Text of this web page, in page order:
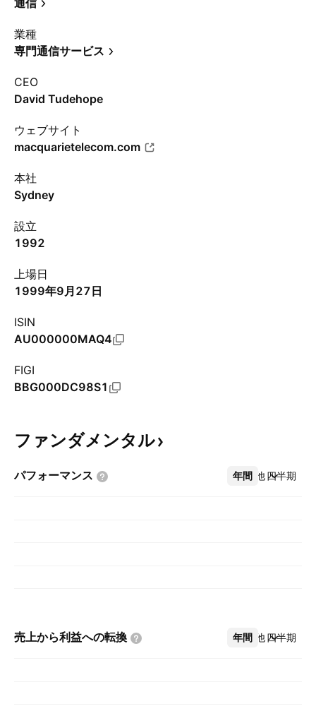
通信
業種
専門通信サービス
CEO
David Tudehope
ウェブサイト
macquarietelecom.com
本社
Sydney
設立
1992
上場日
1999年9月27日
ISIN
AU000000MAQ4
FIGI
BBG000DC98S1
ファンダメンタル
パフォーマンス 年間 四半期
その他
売上から利益への転換 年間 四半期
その他